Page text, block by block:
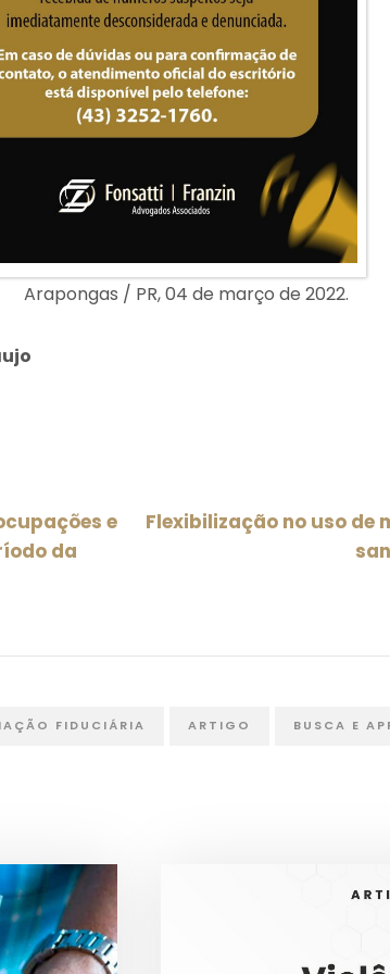
a interposição de recurso pelas
também não impede a revisão do
abusivos e limitação de juros
Arapongas / PR, 04 de março de 2022.
e
da
Flexibilização no uso de
FIDUCIÁRIA ARTIGO BUSCA E